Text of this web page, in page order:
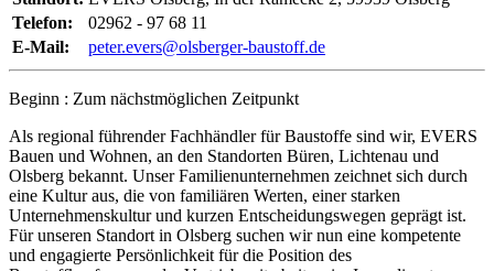
Telefon:
02962 - 97 68 11
E-Mail:
peter.evers@olsberger-baustoff.de
Beginn : Zum nächstmöglichen Zeitpunkt
Als regional führender Fachhändler für Baustoffe sind wir, EVERS
Bauen und Wohnen, an den Standorten Büren, Lichtenau und
Olsberg bekannt. Unser Familienunternehmen zeichnet sich durch
eine Kultur aus, die von familiären Werten, einer starken
Unternehmenskultur und kurzen Entscheidungswegen geprägt ist.
Für unseren Standort in Olsberg suchen wir nun eine kompetente
und engagierte Persönlichkeit für die Position des